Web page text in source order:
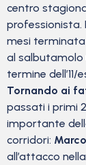
centro
professionista.
mesi
al salbutamolo
termine
Tornando ai
passati i primi
importante
corridori:
all’attacco